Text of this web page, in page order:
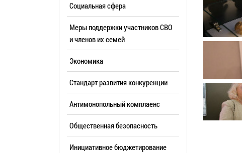
Видеогалерея
РУКОВОДИТЕЛИ
Список руководителей
Официальные
поездки
Результаты
Профсоюзные
Социальная сфера
Меры поддержки участников СВО
и членов их семей
Экономика
Стандарт развития конкуренции
Антимонопольный комплаенс
Общественная безопасность
Инициативное бюджетирование